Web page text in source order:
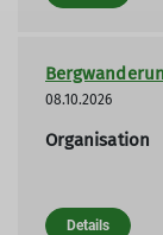
08.10.2026
Organisation
Details